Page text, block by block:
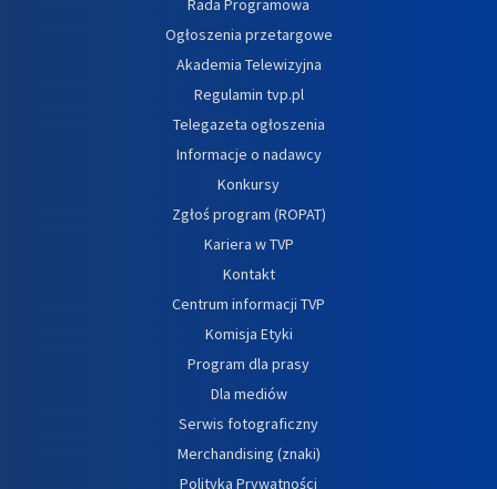
Rada Programowa
Ogłoszenia przetargowe
Akademia Telewizyjna
Regulamin tvp.pl
Telegazeta ogłoszenia
Informacje o nadawcy
Konkursy
Zgłoś program (ROPAT)
Kariera w TVP
Kontakt
Centrum informacji TVP
Komisja Etyki
Program dla prasy
Dla mediów
Serwis fotograficzny
Merchandising (znaki)
Polityka Prywatności